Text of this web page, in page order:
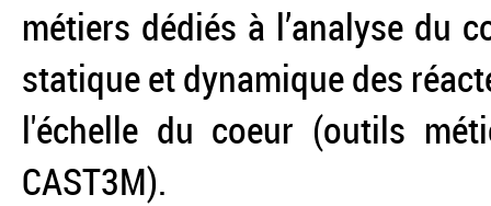
métiers dédiés à l’analyse du
statique et dynamique des
l'échelle du coeur (outils
CAST3M).